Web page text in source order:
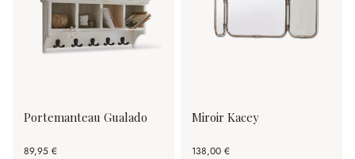
Portemanteau Gualado
89,95 €
Miroir Kacey
138,00 €